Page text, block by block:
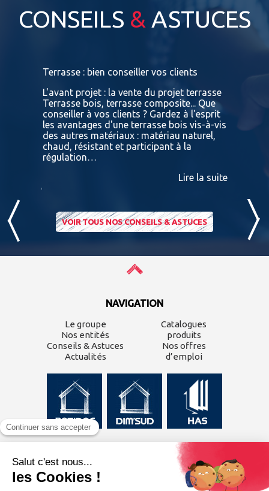
CONSEILS & ASTUCES
la suite
Terrasse : bien conseiller vos clients
L'avant projet : la vente du projet terrasse
Terrasse bois, terrasse composite... Que
conseiller à vos clients ? Gardez à l'esprit
les avantages d'une terrasse bois vis-à-vis
des autres matériaux : matériau naturel,
chaud, résistant et participant à la
régulation…
Lire la suite
VOIR TOUS NOS CONSEILS & ASTUCES
NAVIGATION
Le groupe
Nos entités
Conseils & Astuces
Actualités
Catalogues
produits
Nos offres
d’emploi
CONTACTEZ-NOUS
Inscrivez-vous à newsletter